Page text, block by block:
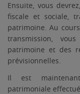
Ensuite, vous
fiscale et sociale,
patrimoine. Au
transmission,
patrimoine et des
prévisionnelles.
Il est maintenant
patrimoniale